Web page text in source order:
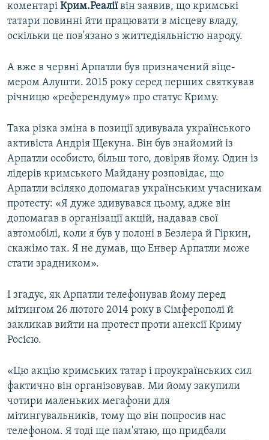
коментарі Крим.Реаліївін заявив, що кримські
татари повинні йти працювати в місцеву владу,
оскільки це пов'язано з життєдіяльністю народу.
А вже в червні Арпатли був призначений віце-
мером Алушти. 2015 року серед перших святкував
річницю «референдуму» про статус Криму.
Така різка зміна в позиції здивувала українського
активіста Андрія Щекуна. Він був знайомий із
Арпатли особисто, більш того, довіряв йому. Один із
лідерів кримського Майдану розповідає, що
Арпатли всіляко допомагав українським учасникам
протесту: «Я дуже здивувався цьому, адже він
допомагав в організації акцій, надавав свої
автомобілі, коли я був у полоні в Безлера й Гіркин,
скажімо так. Я не думав, що Енвер Арпатли може
стати зрадником».
І згадує, як Арпатли телефонував йому перед
мітингом 26 лютого 2014 року в Сімферополі й
закликав вийти на протест проти анексії Криму
Росією.
«Цю акцію кримських татар і проукраїнських сил
фактично він організовував. Ми йому закупили
чотири маленьких мегафони для
мітингувальників, тому що він попросив нас
телефоном. Я тоді ще пам'ятаю, що придбали